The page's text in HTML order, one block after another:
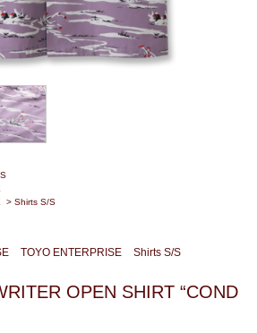
> Shirts S/S
TOYO ENTERPRISE Shirts S/S
OPEN SHIRT “COND